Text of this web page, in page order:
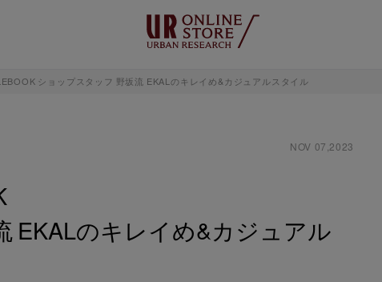
ショップスタッフ 野坂流 EKALのキレイめ&カジュアルスタイル
NOV 07,2023
EKALのキレイめ&カジュアル